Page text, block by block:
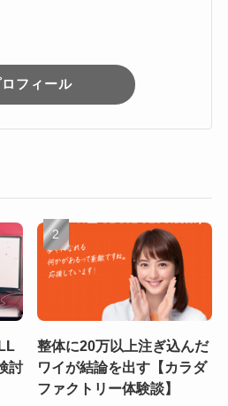
ロフィール
討
整体に20万以上注ぎ込んだ
ワイが結論を出す【カラダ
ファクトリー体験談】